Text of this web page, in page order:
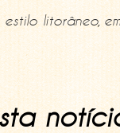
litorâneo,